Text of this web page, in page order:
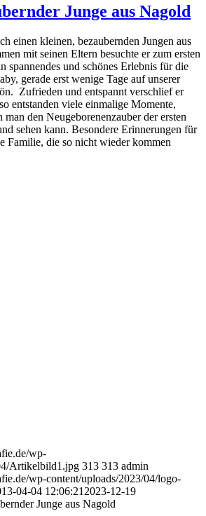
Junge aus Nagold
einen kleinen, bezaubernden Jungen aus
mit seinen Eltern besuchte er zum ersten
spannendes und schönes Erlebnis für die
gerade erst wenige Tage auf unserer
Zufrieden und entspannt verschlief er
entstanden viele einmalige Momente,
den Neugeborenenzauber der ersten
sehen kann. Besondere Erinnerungen für
Familie, die so nicht wieder kommen
wp-
Artikelbild1.jpg 313 313 admin
wp-content/uploads/2023/04/logo-
04-04 12:06:21 2023-12-19
Junge aus Nagold